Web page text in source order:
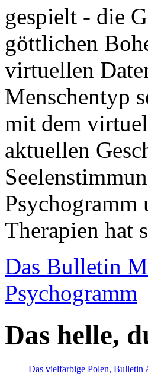
gespielt - die
göttlichen
virtuellen
Menschentyp
mit dem
aktuellen
Psychogramm
Therapien hat
Das Bulletin
Psychogramm
Das helle,
Das vielfarbige Polen, Bulletin